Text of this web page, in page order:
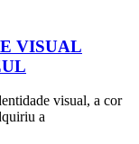
VISUAL
visual, a cor
a